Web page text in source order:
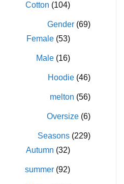
Cotton (104)
Gender (69)
Female (53)
Male (16)
Hoodie (46)
melton (56)
Oversize (6)
Seasons (229)
Autumn (32)
summer (92)